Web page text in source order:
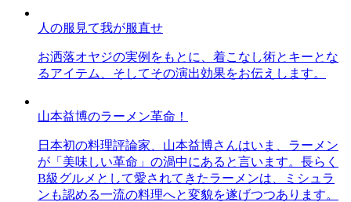
人の服見て我が服直せ
お洒落オヤジの実例をもとに、着こなし術とキーとな
るアイテム、そしてその演出効果をお伝えします。
山本益博のラーメン革命！
日本初の料理評論家、山本益博さんはいま、ラーメン
が「美味しい革命」の渦中にあると言います。長らく
B級グルメとして愛されてきたラーメンは、ミシュラ
ンも認める一流の料理へと変貌を遂げつつあります。